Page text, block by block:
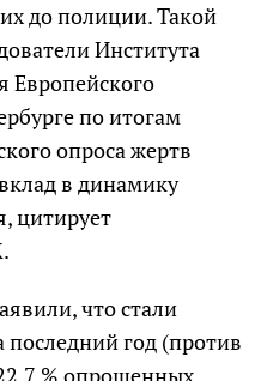
до полиции. Такой
Института
Европейского
по итогам
опроса жертв
в динамику
цитирует
что стали
год (против
% опрошенных